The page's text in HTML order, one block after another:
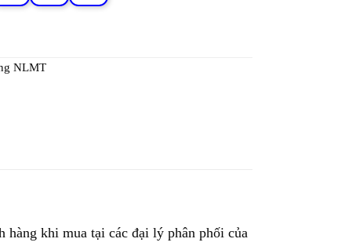
NLMT
khi mua tại các đại lý phân phối của